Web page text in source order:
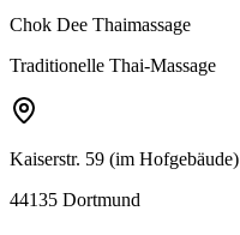
Chok Dee Thaimassage
Traditionelle Thai-Massage
Kaiserstr. 59 (im Hofgebäude)
44135 Dortmund